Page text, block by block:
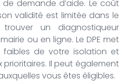
demande d’aide. Le coût
validité est limitée dans le
un diagnostiqueur
ou en ligne. Le DPE met
de votre isolation et
Il peut également
vous êtes éligibles.